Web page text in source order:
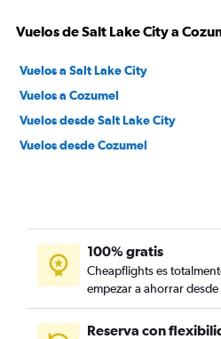
Vuelos de Salt Lake City a
Vuelos a Salt Lake City
Vuelos a Cozumel
Vuelos desde Salt Lake City
Vuelos desde Cozumel
100% gratis
Cheapflights es
empezar a ahorrar
Reserva con